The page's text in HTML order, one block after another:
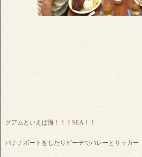
グアムといえば海！！！SEA！！
バナナボートをしたりビーチでバレーとサッカー